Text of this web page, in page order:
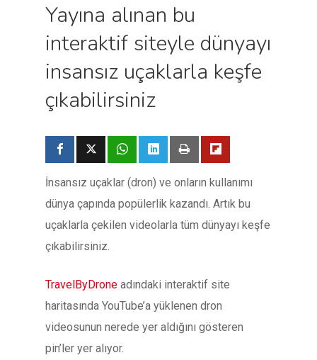
Yayına alınan bu
interaktif siteyle dünyayı
insansız uçaklarla keşfe
çıkabilirsiniz
İnsansız uçaklar (dron) ve onların kullanımı
dünya çapında popülerlik kazandı. Artık bu
uçaklarla çekilen videolarla tüm dünyayı keşfe
çıkabilirsiniz.
TravelByDrone adındaki interaktif site
haritasında YouTube’a yüklenen dron
videosunun nerede yer aldığını gösteren
pin’ler yer alıyor.